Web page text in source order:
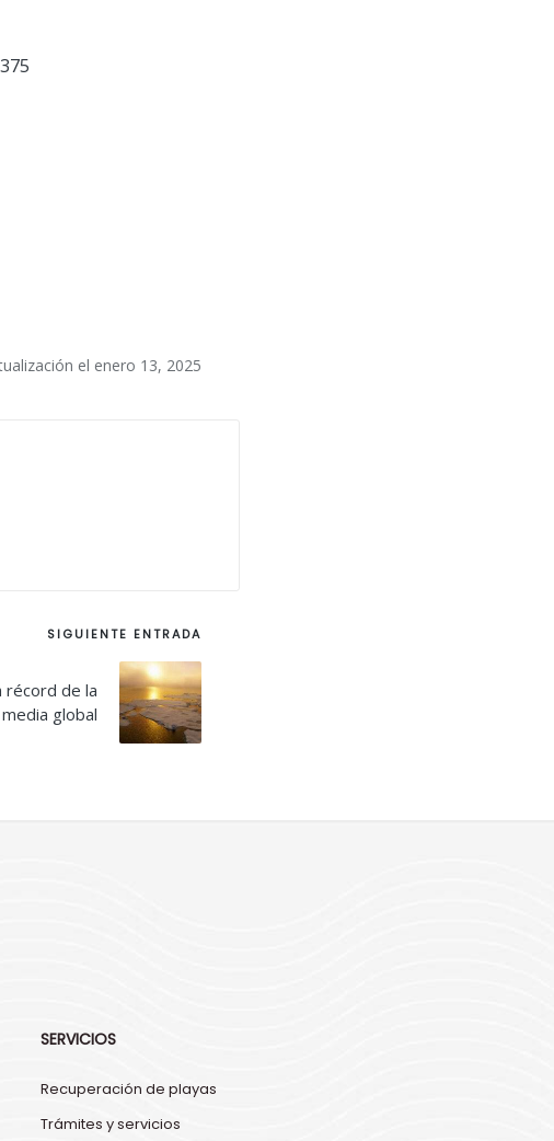
el enero 13, 2025
SIGUIENTE ENTRADA
récord de la
global
SERVICIOS
Recuperación de playas
Trámites y servicios